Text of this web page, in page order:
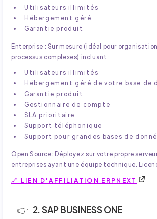
Utilisateurs illimités
Hébergement géré
Garantie produit
Enterprise : Sur mesure (idéal pour
processus complexes) incluant :
Utilisateurs illimités
Hébergement géré de votre base de
Garantie produit
Gestionnaire de compte
SLA prioritaire
Support téléphonique
Support pour grandes bases de
Open Source: Déployez sur votre propre
entreprises ayant une équipe technique.
🔗 LIEN D'AFFILIATION ERPNEXT
2. SAP BUSINESS ONE